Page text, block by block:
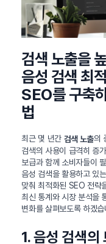
정부지원사업
검색 노출을
음성 검색 최
SEO를 구축
법
최근 몇 년간 검색 노출의
검색의 사용이 급격히 증
보급과 함께 소비자들이
음성 검색을 활용하고 있
맞춰 최적화된 SEO 전략
최신 통계와 시장 분석을
변화를 살펴보도록 하겠습
1. 음성 검색의